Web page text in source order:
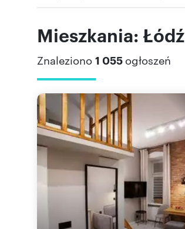
Mieszkania: Łódź
Znaleziono 1 055 ogłoszeń